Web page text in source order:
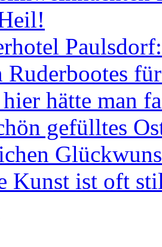
Ruderbootes
hätte man
gefülltes
Kunst ist oft